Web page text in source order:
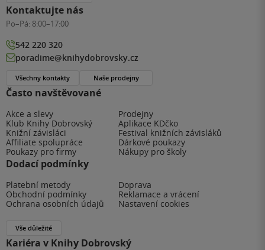
Často navštěvované
Akce a slevy
Prodejny
Klub Knihy Dobrovský
Aplikace KDčko
Knižní závisláci
Festival knižních závisláků
Affiliate spolupráce
Dárkové poukazy
Poukazy pro firmy
Nákupy pro školy
Dodací podmínky
Platební metody
Doprava
Obchodní podmínky
Reklamace a vrácení
Ochrana osobních údajů
Nastavení cookies
Vše důležité
Kariéra v Knihy Dobrovský
Kontaktujte nás
Po–Pá: 8:00–17:00
542 220 320
poradime@knihydobrovsky.cz
Všechny kontakty Naše prodejny